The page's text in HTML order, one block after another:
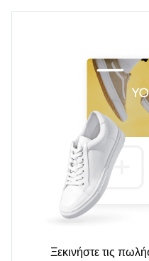
Ξεκινήστε τις